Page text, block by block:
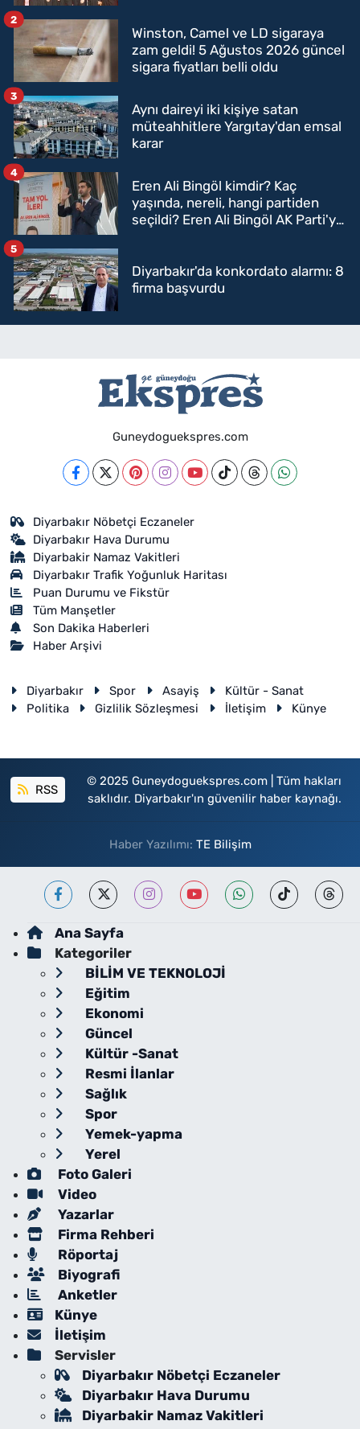
Winston, Camel ve LD sigaraya
zam geldi! 5 Ağustos 2026 güncel
sigara fiyatları belli oldu
2
Aynı daireyi iki kişiye satan
müteahhitlere Yargıtay'dan emsal
karar
3
Eren Ali Bingöl kimdir? Kaç
yaşında, nereli, hangi partiden
seçildi? Eren Ali Bingöl AK Parti'ye
4
Diyarbakır'da konkordato alarmı: 8
firma başvurdu
5
Guneydoguekspres.com
Diyarbakır Nöbetçi Eczaneler
Diyarbakır Hava Durumu
Diyarbakir Namaz Vakitleri
Diyarbakır Trafik Yoğunluk Haritası
Puan Durumu ve Fikstür
Tüm Manşetler
Son Dakika Haberleri
Haber Arşivi
Diyarbakır Spor Asayiş
Kültür - Sanat
Politika
Gizlilik Sözleşmesi İletişim Künye
RSS
© 2025 Guneydoguekspres.com | Tüm hakları
saklıdır. Diyarbakır'ın güvenilir haber kaynağı.
Haber Yazılımı: TE Bilişim
Ana Sayfa
Kategoriler
BİLİM VE TEKNOLOJİ
Eğitim
Ekonomi
Güncel
Kültür -Sanat
Resmi İlanlar
Sağlık
Spor
Yemek-yapma
Yerel
Foto Galeri
Video
Yazarlar
Firma Rehberi
Röportaj
Biyografi
Anketler
Künye
İletişim
Servisler
Diyarbakır Nöbetçi Eczaneler
Diyarbakır Hava Durumu
Diyarbakir Namaz Vakitleri